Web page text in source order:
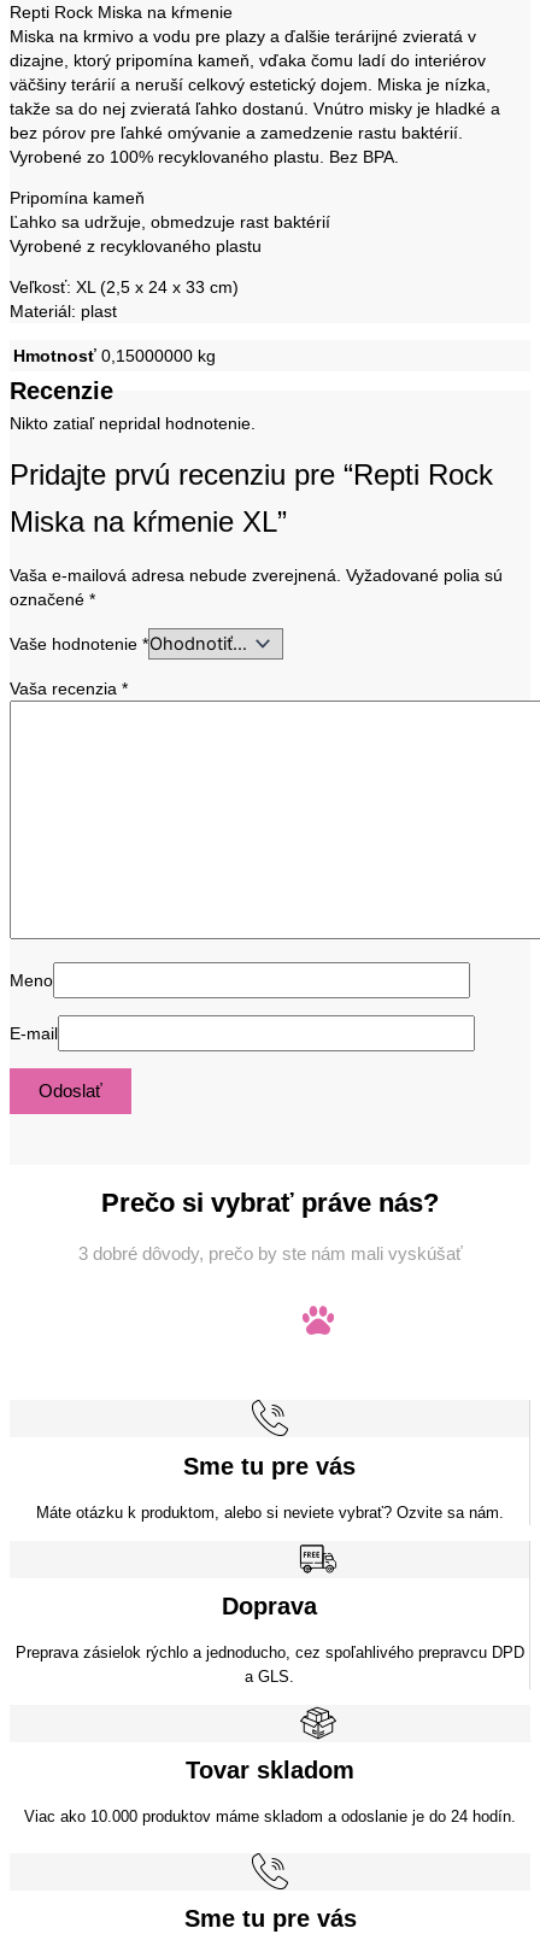
Repti Rock Miska na kŕmenie
Miska na krmivo a vodu pre plazy a ďalšie terárijné zvieratá v
dizajne, ktorý pripomína kameň, vďaka čomu ladí do interiérov
väčšiny terárií a neruší celkový estetický dojem. Miska je nízka,
takže sa do nej zvieratá ľahko dostanú. Vnútro misky je hladké a
bez pórov pre ľahké omývanie a zamedzenie rastu baktérií.
Vyrobené zo 100% recyklovaného plastu. Bez BPA.
Pripomína kameň
Ľahko sa udržuje, obmedzuje rast baktérií
Vyrobené z recyklovaného plastu
Veľkosť: XL (2,5 x 24 x 33 cm)
Materiál: plast
Hmotnosť 0,15000000 kg
Recenzie
Nikto zatiaľ nepridal hodnotenie.
Pridajte prvú recenziu pre “Repti Rock
Miska na kŕmenie XL”
Vaša e-mailová adresa nebude zverejnená. Vyžadované polia sú
označené *
Vaše hodnotenie *
Vaša recenzia *
Meno
E-mail
Prečo si vybrať práve nás?
3 dobré dôvody, prečo by ste nám mali vyskúšať
Sme tu pre vás
Máte otázku k produktom, alebo si neviete vybrať? Ozvite sa nám.
Doprava
Preprava zásielok rýchlo a jednoducho, cez spoľahlivého prepravcu DPD
a GLS.
Tovar skladom
Viac ako 10.000 produktov máme skladom a odoslanie je do 24 hodín.
Sme tu pre vás